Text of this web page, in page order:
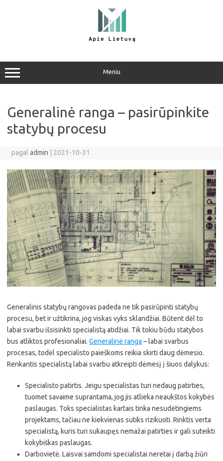
Meniu
Generalinė ranga – pasirūpinkite
statybų procesu
pagal admin 2021-10-31
Generalinis statybų rangovas padeda ne tik pasirūpinti statybų
procesu, bet ir užtikrina, jog viskas vyks sklandžiai. Būtent dėl to
labai svarbu išsisinkti specialistą atidžiai. Tik tokiu būdu statybos
bus atliktos profesionaliai. Generalinė ranga – labai svarbus
procesas, todėl specialisto paieškoms reikia skirti daug dėmesio.
Renkantis specialistą labai svarbu atkreipti dėmesį į šiuos dalykus:
Specialisto patirtis. Jeigu specialistas turi nedaug patirties,
tuomet savaime suprantama, jog jis atlieka neaukštos kokybės
paslaugas. Toks specialistas kartais tinka nesudėtingiems
projektams, tačiau ne kiekvienas sutiks rizikuoti. Rinktis verta
specialistą, kuris turi sukaupęs nemažai patirties ir gali suteikti
kokybiškas paslaugas.
Darbovietė. Laisvai samdomi specialistai neretai į darbą žiūri